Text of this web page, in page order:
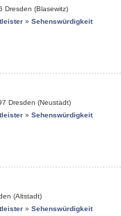
Dresden (Blasewitz)
» Sehenswürdigkeit
Dresden (Neustadt)
» Sehenswürdigkeit
(Altstadt)
» Sehenswürdigkeit